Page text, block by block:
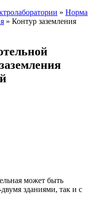
» Норма
» Контур заземления
может быть
зданиями, так и с